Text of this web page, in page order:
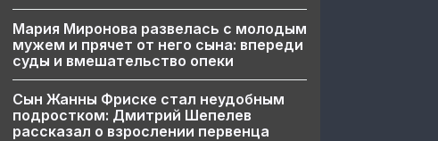
Мария Миронова развелась с молодым
мужем и прячет от него сына: впереди
суды и вмешательство опеки
Сын Жанны Фриске стал неудобным
подростком: Дмитрий Шепелев
рассказал о взрослении первенца